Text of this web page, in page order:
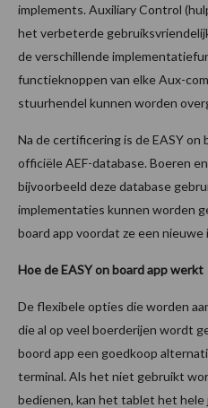
implements. Auxiliary Control
het verbeterde
de verschillende
functieknoppen van elke Aux-
stuurhendel kunnen worden
Na de certificering is de EASY on
officiële AEF-database. Boeren
bijvoorbeeld deze database
implementaties kunnen worden
board app voordat ze een nieuwe
Hoe de EASY on board app werkt
De flexibele opties die worden
die al op veel boerderijen wordt
boord app een goedkoop
terminal. Als het niet gebruikt
bedienen, kan het tablet het